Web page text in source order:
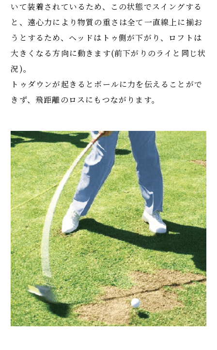
いて装着されているため、この状態でスイングする
と、遠心力により物質の重さは全て一直線上に揃お
うとするため、ヘッドはトゥ側が下がり、ロフトは
大きくなる方向に動きます(前下がりのライと同じ状
況)。
トゥダウンが起きるとボールに力を伝えることがで
きず、飛距離のロスにもつながります。